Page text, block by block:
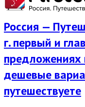
Россия —
г. первый и
дешевые
путешествуете